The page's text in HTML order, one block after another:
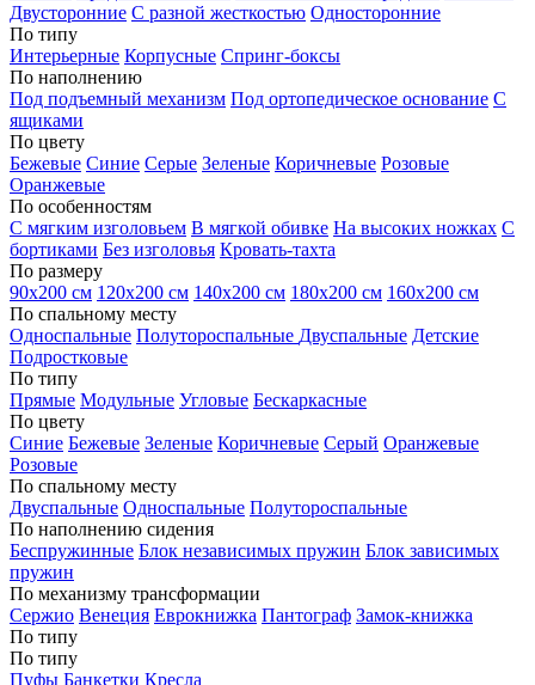
Двусторонние С разной жесткостью Односторонние
По типу
Интерьерные Корпусные Спринг-боксы
По наполнению
Под подъемный механизм Под ортопедическое основание С
ящиками
По цвету
Бежевые Синие Серые Зеленые Коричневые Розовые
Оранжевые
По особенностям
С мягким изголовьем В мягкой обивке На высоких ножках С
бортиками Без изголовья Кровать-тахта
По размеру
90х200 см 120х200 см 140х200 см 180х200 см 160х200 см
По спальному месту
Односпальные Полутороспальные Двуспальные Детские
Подростковые
По типу
Прямые Модульные Угловые Бескаркасные
По цвету
Синие Бежевые Зеленые Коричневые Серый Оранжевые
Розовые
По спальному месту
Двуспальные Односпальные Полутороспальные
По наполнению сидения
Беспружинные Блок независимых пружин Блок зависимых
пружин
По механизму трансформации
Сержио Венеция Еврокнижка Пантограф Замок-книжка
По типу
По типу
Пуфы Банкетки Кресла